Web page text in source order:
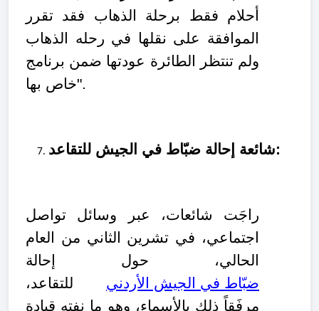
أحلام فقط برحلة الذهاب فقد تقرر
الموافقة على نقلها في رحله الذهاب
ولم تنتظر الطائرة عودتها ضمن برنامج
خاص بها".
شائعة إحالة ضبّاط في الجيش للتقاعد:
راجَت شائعات، عبر وسائل تواصل
اجتماعي، في تشرين الثاني من العام
الحالي، حول إحالة
ضبّاط في الجيش الأردني للتقاعد،
مرفَقاً ذلك بالأسماء، وهو ما نفته قيادة